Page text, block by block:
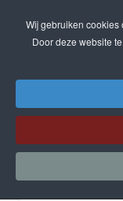
VVD
Wij gebruiken cookies
Door deze website